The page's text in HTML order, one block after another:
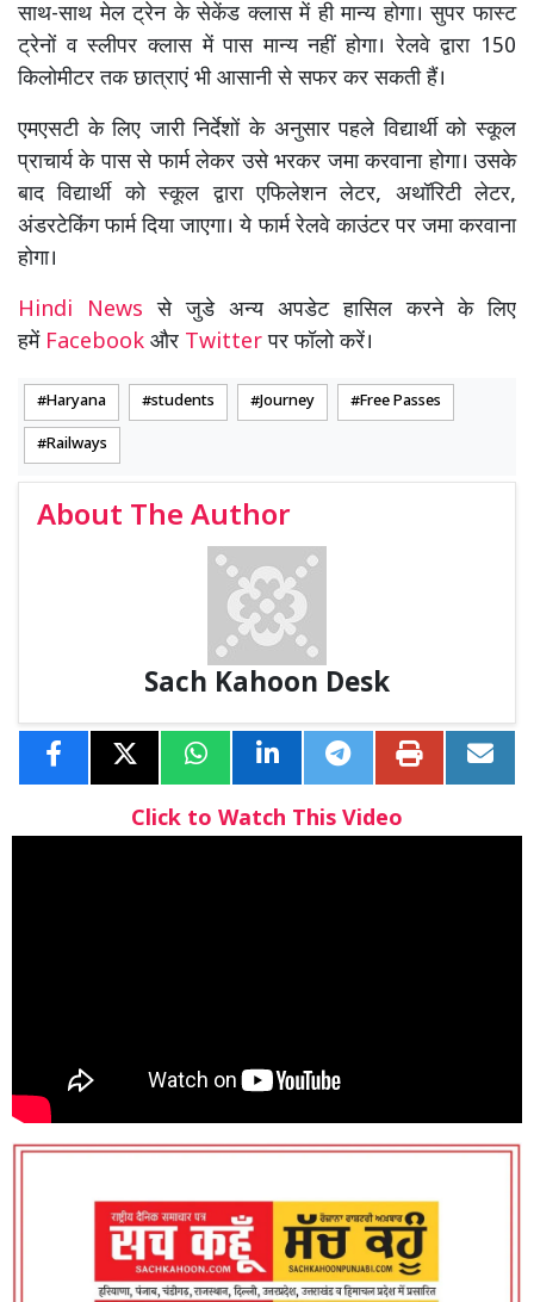
साथ-साथ मेल ट्रेन के सेकेंड क्लास में ही मान्य होगा। सुपर फास्ट
ट्रेनों व स्लीपर क्लास में पास मान्य नहीं होगा। रेलवे द्वारा 150
किलोमीटर तक छात्राएं भी आसानी से सफर कर सकती हैं।
एमएसटी के लिए जारी निर्देशों के अनुसार पहले विद्यार्थी को स्कूल
प्राचार्य के पास से फार्म लेकर उसे भरकर जमा करवाना होगा। उसके
बाद विद्यार्थी को स्कूल द्वारा एफिलेशन लेटर, अथॉरिटी लेटर,
अंडरटेकिंग फार्म दिया जाएगा। ये फार्म रेलवे काउंटर पर जमा करवाना
होगा।
Hindi Newsसे जुडे अन्य अपडेट हासिल करने के लिए
हमें Facebook और Twitterपर फॉलो करें।
Haryana students Journey Free Passes
Railways
About The Author
Sach Kahoon Desk
Click to Watch This Video